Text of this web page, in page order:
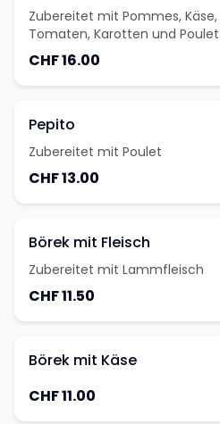
Zubereitet mit Pommes, Käse,
Tomaten, Karotten und Poulet
CHF 16.00
Pepito
Zubereitet mit Poulet
CHF 13.00
Börek mit Fleisch
Zubereitet mit Lammfleisch
CHF 11.50
Börek mit Käse
CHF 11.00